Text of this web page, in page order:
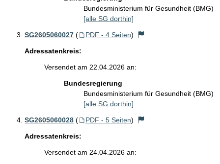
Bundesministerium für Gesundheit (BMG)
[alle SG dorthin]
SG2605060027 ( PDF - 4 Seiten)
Adressatenkreis:
Versendet am 22.04.2026 an:
Bundesregierung
Bundesministerium für Gesundheit (BMG)
[alle SG dorthin]
SG2605060028 ( PDF - 5 Seiten)
Adressatenkreis:
Versendet am 24.04.2026 an: